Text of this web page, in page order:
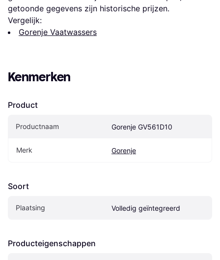
getoonde gegevens zijn historische prijzen.
Vergelijk:
Gorenje Vaatwassers
Kenmerken
Product
Productnaam Gorenje GV561D10
Merk Gorenje
Soort
Plaatsing Volledig geïntegreerd
Producteigenschappen